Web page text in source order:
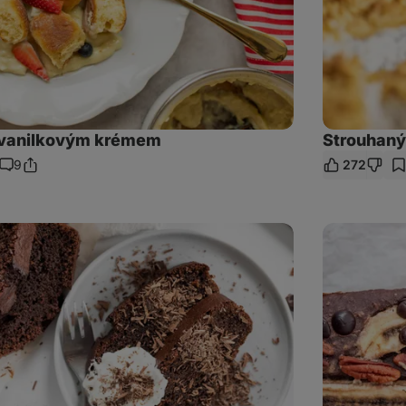
krémem
Komentáře
9Sdílet
272